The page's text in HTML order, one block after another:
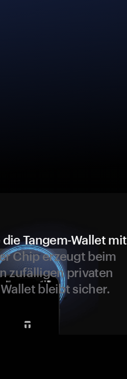
Tangem-Wallet mit
Chip erzeugt beim
zufälligen privaten
bleibt sicher.